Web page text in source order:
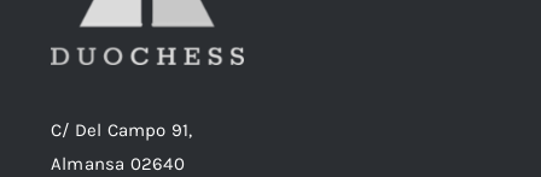
C/ Del Campo 91,
Almansa 02640